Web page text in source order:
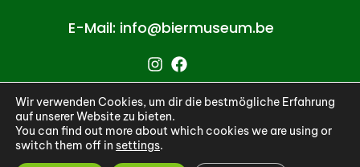
E-Mail: info@biermuseum.be
© 2026 · Biermuseum Rodt ·Impressum &
Wir verwenden Cookies, um dir die bestmögliche Erfahrung
auf unserer Website zu bieten.
You can find out more about which cookies we are using or
switch them off in settings.